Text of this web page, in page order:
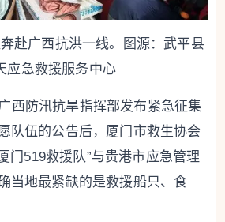
赴广西抗洪一线。图源：武平县
应急救援服务中心
西防汛抗旱指挥部发布紧急征集
队伍的公告后，厦门市救生协会
门519救援队”与贵港市应急管理
当地最紧缺的是救援船只、食